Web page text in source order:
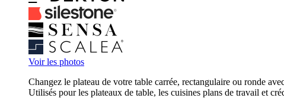
Voir les photos
Changez le plateau de votre table carrée, rectangulaire ou ronde
Utilisés pour les plateaux de table, les cuisines plans de travail et